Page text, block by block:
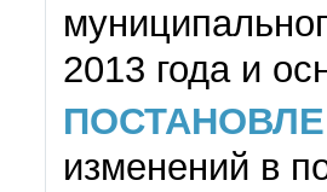
2013 года и
изменений в